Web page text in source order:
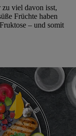
zu viel davon isst,
Früchte haben
– und somit